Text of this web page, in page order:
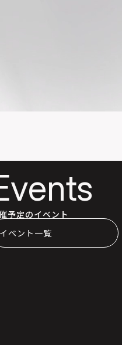
ある
予定のイベント
イベント 一覧